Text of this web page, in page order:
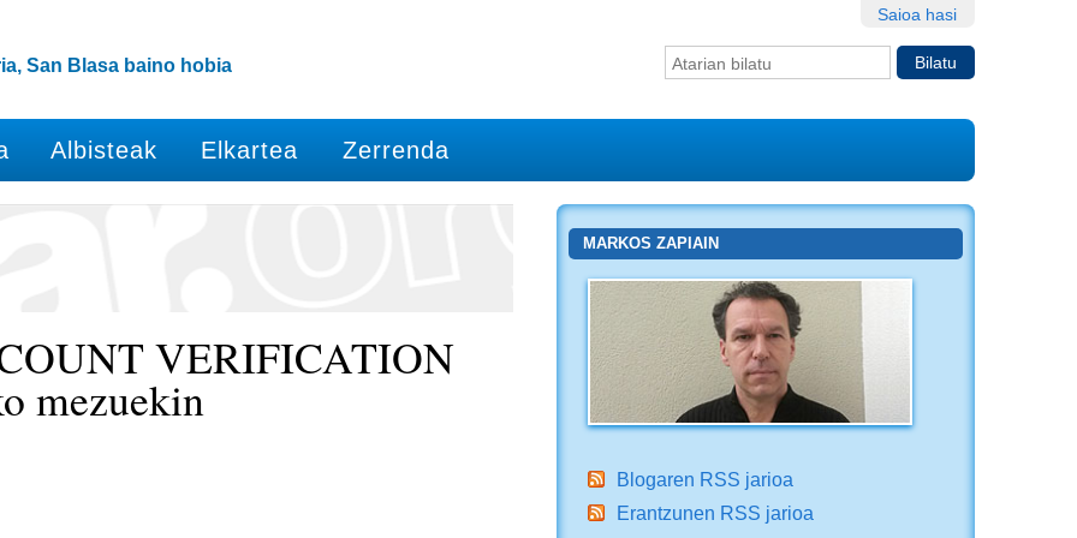
Saioa hasi
Bilatu atarian
San Blasa baino hobia
Albisteak Elkartea Zerrenda
VERIFICATION
mezuekin
MARKOS ZAPIAIN
Blogaren RSS jarioa
Erantzunen RSS jarioa